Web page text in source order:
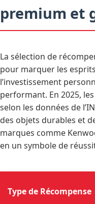
premium et
La sélection de
pour marquer les
l’investissement
performant. En 2025,
selon les données de
des objets durables et
marques comme
en un symbole de
Type de Récompense